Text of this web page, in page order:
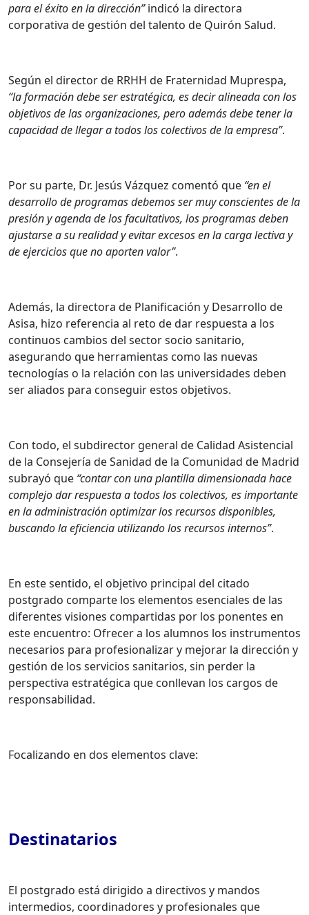
para el éxito en la dirección”indicó la directora
corporativa de gestión del talento de Quirón Salud.
Según el director de RRHH de Fraternidad Muprespa,
“la formación debe ser estratégica, es decir alineada con los
objetivos de las organizaciones, pero además debe tener la
capacidad de llegar a todos los colectivos de la empresa”.
Por su parte, Dr. Jesús Vázquez comentó que “en el
desarrollo de programas debemos ser muy conscientes de la
presión y agenda de los facultativos, los programas deben
ajustarse a su realidad y evitar excesos en la carga lectiva y
de ejercicios que no aporten valor”.
Además, la directora de Planificación y Desarrollo de
Asisa, hizo referencia al reto de dar respuesta a los
continuos cambios del sector socio sanitario,
asegurando que herramientas como las nuevas
tecnologías o la relación con las universidades deben
ser aliados para conseguir estos objetivos.
Con todo, el subdirector general de Calidad Asistencial
de la Consejería de Sanidad de la Comunidad de Madrid
subrayó que “contar con una plantilla dimensionada hace
complejo dar respuesta a todos los colectivos, es importante
en la administración optimizar los recursos disponibles,
buscando la eficiencia utilizando los recursos internos”.
En este sentido, el objetivo principal del citado
postgrado comparte los elementos esenciales de las
diferentes visiones compartidas por los ponentes en
este encuentro: Ofrecer a los alumnos los instrumentos
necesarios para profesionalizar y mejorar la dirección y
gestión de los servicios sanitarios, sin perder la
perspectiva estratégica que conllevan los cargos de
responsabilidad.
Focalizando en dos elementos clave:
Destinatarios
El postgrado está dirigido a directivos y mandos
intermedios, coordinadores y profesionales que